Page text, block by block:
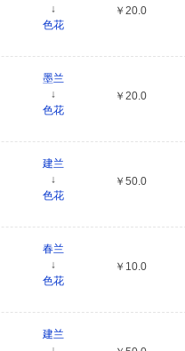
↓
色花
￥20.0
墨兰
↓
色花
￥20.0
建兰
↓
色花
￥50.0
春兰
↓
色花
￥10.0
建兰